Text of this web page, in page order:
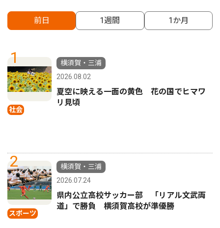
前日 1週間 1か月
1
社会
横須賀・三浦
2026.08.02
夏空に映える一面の黄色 花の国でヒマワ
リ見頃
2
スポーツ
横須賀・三浦
2026.07.24
県内公立高校サッカー部 「リアル文武両
道」で勝負 横須賀高校が準優勝